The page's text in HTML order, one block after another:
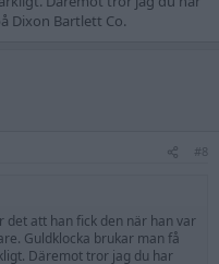
Dixon Bartlett Co.
#8
det att han fick den när han var
Guldklocka brukar man få
Däremot tror jag du har